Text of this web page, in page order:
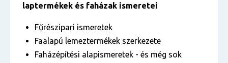
laptermékek és faházak ismeretei
Fűrészipari ismeretek
Faalapú lemeztermékek szerkezete
Faházépítési alapismeretek - és még sok